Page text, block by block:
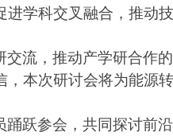
学科交叉融合，推动
流，推动产学研合作
本次研讨会将为能源
跃参会，共同探讨前沿